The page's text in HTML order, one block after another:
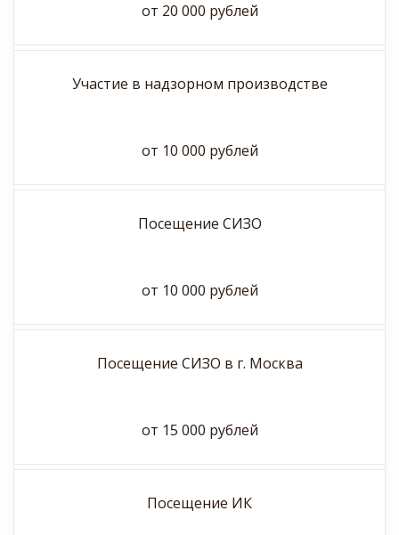
от 20 000 рублей
Участие в надзорном производстве
от 10 000 рублей
Посещение СИЗО
от 10 000 рублей
Посещение СИЗО в г. Москва
от 15 000 рублей
Посещение ИК